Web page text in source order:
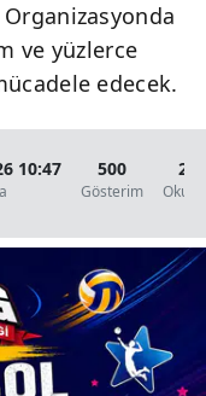
ve yüzlerce
edecek.
10:47 500
Gösterim
2